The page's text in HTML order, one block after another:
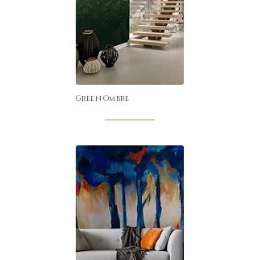
Green Ombre